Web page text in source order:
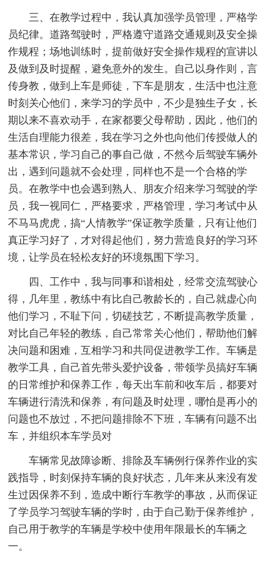
三、在教学过程中，我认真加强学员管理，严格学
员纪律。道路驾驶时，严格遵守道路交通规则及安全操
作规程；场地训练时，提前做好安全操作规程的宣讲以
及做到及时提醒，避免意外的发生。自己以身作则，言
传身教，做到上车是师徒，下车是朋友，生活中也注意
时刻关心他们，来学习的学员中，不少是独生子女，长
期以来不喜欢动手，在家都要父母帮助，因此，他们的
生活自理能力很差，我在学习之外也向他们传授做人的
基本常识，学习自己的事自己做，不然今后驾驶车辆外
出，遇到问题就不会处理，同样也不是一个合格的学
员。在教学中也会遇到熟人、朋友介绍来学习驾驶的学
员，我一视同仁，严格要求，严格管理，学习考试中从
不马马虎虎，搞“人情教学”保证教学质量，只有让他们
真正学习好了，才对得起他们，努力营造良好的学习环
境，让学员在轻松友好的环境氛围下学习。
四、工作中，我与同事和谐相处，经常交流驾驶心
得，几年里，教练中有比自己教龄长的，自己就虚心向
他们学习，不耻下问，切磋技艺，不断提高教学质量，
对比自己年轻的教练，自己常常关心他们，帮助他们解
决问题和困难，互相学习和共同促进教学工作。车辆是
教学工具，自己首先带头爱护设备，带领学员搞好车辆
的日常维护和保养工作，每天出车前和收车后，都要对
车辆进行清洗和保养，有问题及时处理，哪怕是再小的
问题也不放过，不把问题排除不下班，车辆有问题不出
车，并组织本车学员对
车辆常见故障诊断、排除及车辆例行保养作业的实
践指导，时刻保持车辆的良好状态，几年来从来没有发
生过因保养不到，造成中断行车教学的事故，从而保证
了学员学习驾驶车辆的学时，由于自己勤于保养维护，
自己用于教学的车辆是学校中使用年限最长的车辆之
一。